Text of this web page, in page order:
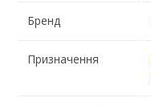
Бренд
Призначення